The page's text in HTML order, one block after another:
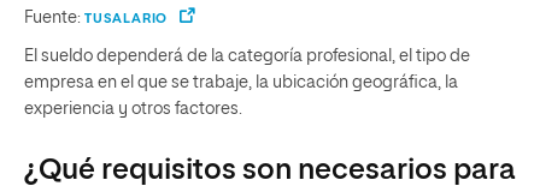
Fuente: TUSALARIO
El sueldo dependerá de la categoría profesional, el tipo de
empresa en el que se trabaje, la ubicación geográfica, la
experiencia y otros factores.
¿Qué requisitos son necesarios para